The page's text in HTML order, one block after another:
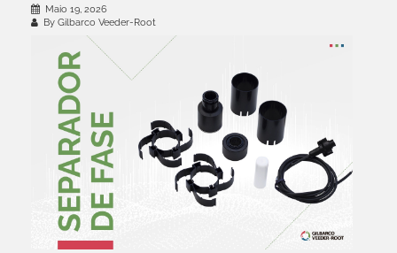
Maio 19, 2026
By Gilbarco Veeder-Root